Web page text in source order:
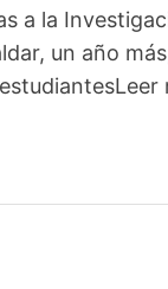
a la
un año
Leer